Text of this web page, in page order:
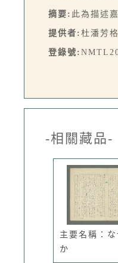
摘要: 此為描述
提供者: 杜潘芳格
登錄號:
-相關藏品-
主要名稱：な
か